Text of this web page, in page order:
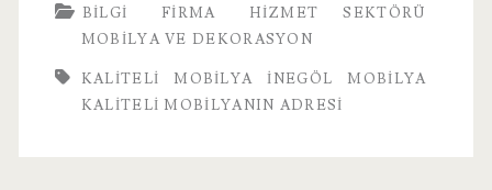
BILGI FIRMA
HIZMET SEKTÖRÜ
MOBILYA VE DEKORASYON
KALITELI MOBILYA İNEGÖL MOBILYA
KALITELI MOBILYANIN ADRESI